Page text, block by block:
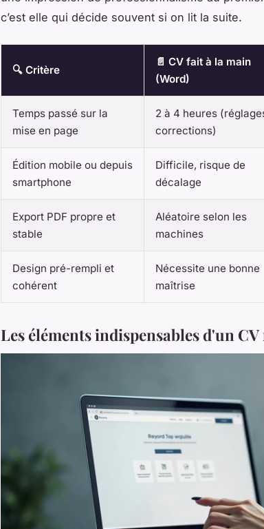
c’est elle qui décide souvent si on lit la suite.
🔍 Critère
📄 CV fait à la main
(Word)
Temps passé sur la
mise en page
2 à 4 heures
corrections)
Édition mobile ou depuis
smartphone
Difficile, risque de
décalage
Export PDF propre et
stable
Aléatoire selon les
machines
Design pré-rempli et
cohérent
Nécessite une bonne
maîtrise
Les éléments indispensables d'un